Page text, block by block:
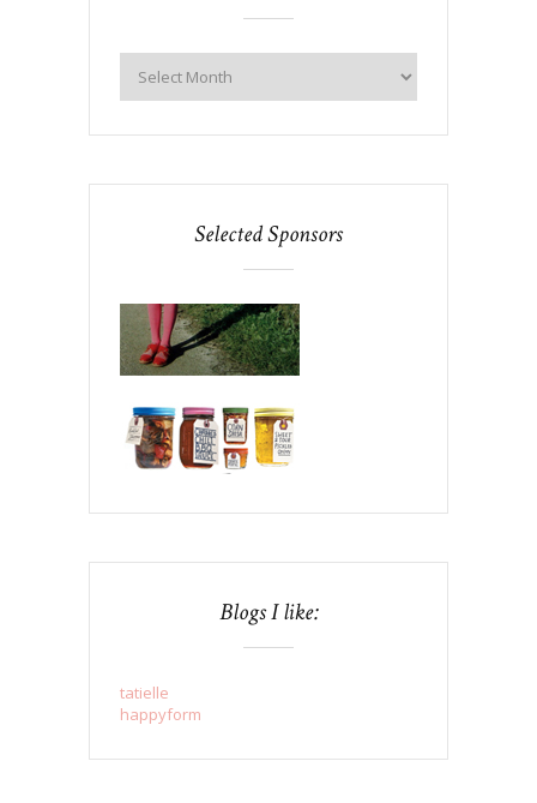
Selected Sponsors
Blogs I like:
tatielle
happyform